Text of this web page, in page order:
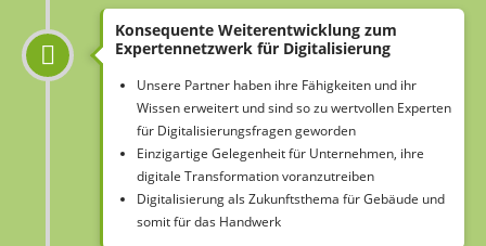
Konsequente Weiterentwicklung zum
Expertennetzwerk für Digitalisierung
Unsere Partner haben ihre Fähigkeiten und ihr
Wissen erweitert und sind so zu wertvollen Experten
für Digitalisierungsfragen geworden
Einzigartige Gelegenheit für Unternehmen, ihre
digitale Transformation voranzutreiben
Digitalisierung als Zukunftsthema für Gebäude und
somit für das Handwerk